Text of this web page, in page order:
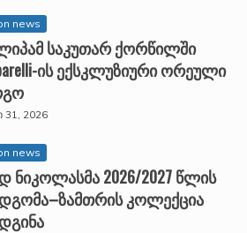
news
საკუთარ ქორწილში
ის ექსკლუზიური ორეული
31, 2026
news
ნიკოლასმა 2026/2027 წლის
კოლექცია